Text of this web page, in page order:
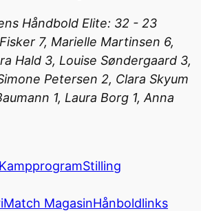
Håndbold Elite: 32 - 23
7, Marielle Martinsen 6,
Hald 3, Louise Søndergaard 3,
Petersen 2, Clara Skyum
1, Laura Borg 1, Anna
KampprogramStilling
Match MagasinHånboldlinks